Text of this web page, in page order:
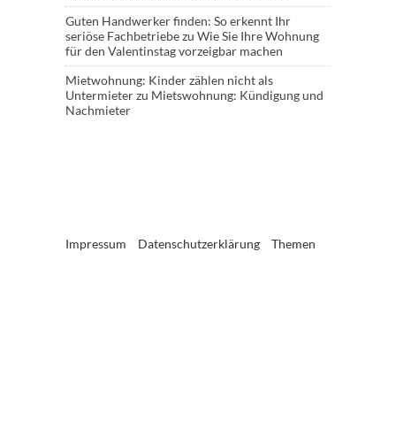
Guten Handwerker finden: So erkennt Ihr
seriöse Fachbetriebezu Wie Sie Ihre Wohnung
für den Valentinstag vorzeigbar machen
Mietwohnung: Kinder zählen nicht als
Untermieterzu Mietswohnung: Kündigung und
Nachmieter
Impressum Datenschutzerklärung Themen